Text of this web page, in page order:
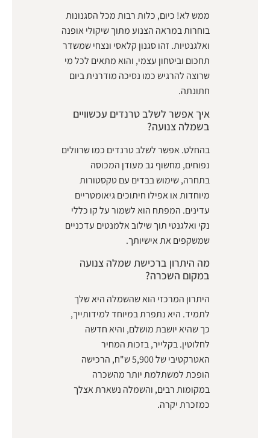
ממש לא! כיום, כלות רבות מכל הסגנונות
בוחרות במראה הצנוע מתוך שיקולי אופנה
ואלגנטיות. זהו סגנון קלאסי ונצחי שמשדר
תחכום וביטחון עצמי, והוא מתאים לכל מי
שרוצה להרגיש כמו נסיכה מודרנית ביום
חתונתה.
איך אפשר לשלב טרנדים עכשוויים
בשמלה צנועה?
בהחלט. אפשר לשלב טרנדים כמו שרוולים
נפוחים, מחשוף גב מעודן המכוסה
בתחרה, שימוש בבדים עם טקסטורות
מיוחדות או אפילו חיתוכים גיאומטריים
עדינים. המפתח הוא לשמור על קו כללי
נקי ואלגנטי תוך שילוב אלמנטים עדכניים
שמשקפים את אישיותך.
מה היתרון ברכישת שמלה צנועה
במקום השכרה?
היתרון המרכזי הוא שהשמלה היא שלך
לתמיד. היא נתפרת במיוחד למידותייך,
כך שהיא יושבת מושלם, והיא חדשה
לחלוטין. בקלייר, בזכות המחיר
האטרקטיבי של 5,900 ש"ח, הרכישה
הופכת למשתלמת יותר מהשכרה
במקומות רבים, והשמלה נשארת אצלך
כמזכרת יקרה.